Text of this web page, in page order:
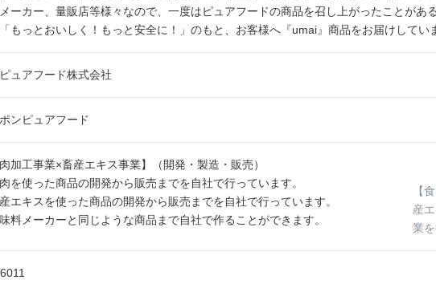
ーカー、量販店等様々なので、一度はピュアフードの商品を召し上がったことがあ
もっとおいしく！もっと安全に！」のもと、お客様へ『umai』商品をお届けしてい
ュアフード株式会社
ンピュアフード
加工事業×畜産エキス事業】（開発・製造・販売）
を使った商品の開発から販売までを自社で行っています。
エキスを使った商品の開発から販売までを自社で行っています。
メーカーと同じような商品まで自社で作ることができます。
【
産
業